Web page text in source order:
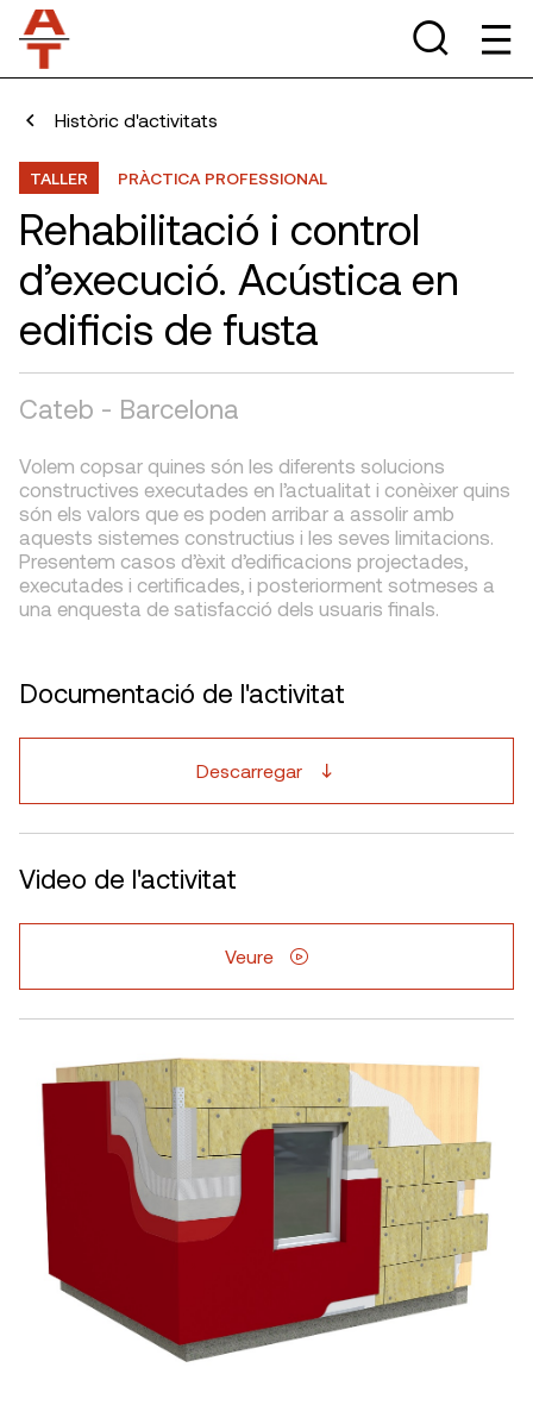
Històric d'activitats
TALLER PRÀCTICA PROFESSIONAL
Rehabilitació i control
d’execució. Acústica en
edificis de fusta
Cateb - Barcelona
Volem copsar quines són les diferents solucions
constructives executades en l’actualitat i conèixer quins
són els valors que es poden arribar a assolir amb
aquests sistemes constructius i les seves limitacions.
Presentem casos d’èxit d’edificacions projectades,
executades i certificades, i posteriorment sotmeses a
una enquesta de satisfacció dels usuaris finals.
Documentació de l'activitat
Descarregar
Video de l'activitat
Veure